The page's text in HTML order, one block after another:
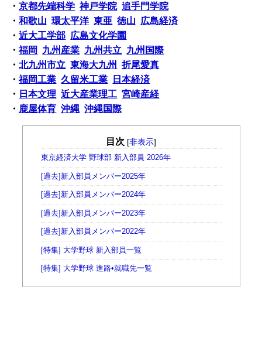
・京都先端科学 神戸学院 追手門学院
・和歌山 環太平洋 東亜 徳山 広島経済
・近大工学部 広島文化学園
・福岡 九州産業 九州共立 九州国際
・北九州市立 東海大九州
折尾愛真
・福岡工業 久留米工業
日本経済
・ 日本文理 近大産業理工 宮崎産経
・ 鹿屋体育 沖縄 沖縄国際
目次 [非表示]
東京経済大学 野球部 新入部員 2026年
[過去]新入部員メンバー2025年
[過去]新入部員メンバー2024年
[過去]新入部員メンバー2023年
[過去]新入部員メンバー2022年
[特集] 大学野球 新入部員一覧
[特集] 大学野球 進路•就職先一覧